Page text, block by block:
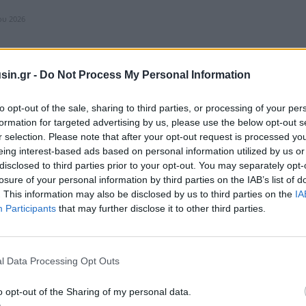
- Do Not Process My Personal Information
opt-out of the sale, sharing to third parties, or processing of your
for targeted advertising by us, please use the below opt-out
selection. Please note that after your opt-out request is processed
interest-based ads based on personal information utilized by us
to third parties prior to your opt-out. You may separately
of your personal information by third parties on the IAB’s list of
This information may also be disclosed by us to third parties on the
Participants that may further disclose it to other third parties.
Data Processing Opt Outs
opt-out of the Sharing of my personal data.
2026
Ιστορική συνεδρίαση της ΚΕ του ΣΥΡΙΖΑ
μια ιστορική συνεδρίαση της Κεντρικής Επιτροπής του ΣΥΡΙΖΑ η
τη λυσσώδη προσπάθεια της αναπληρώτηριας γραμματέως και της
...
2026
ΣΥΡΙΖΑ με αποφάσεις για συμμετοχή στις
στους κόλπους του ΣΥΡΙΖΑ, όπου η εσωκομματική